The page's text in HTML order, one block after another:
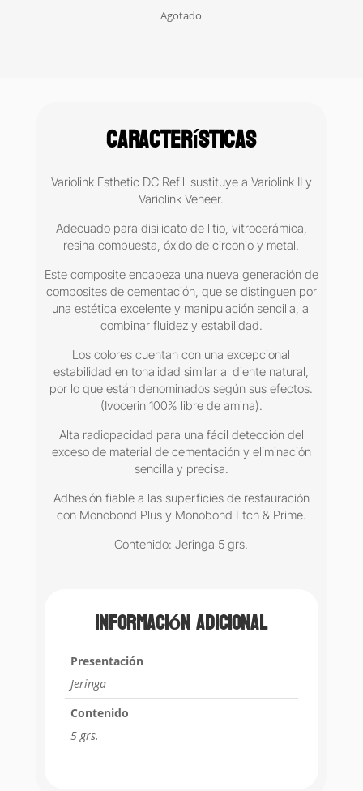
Agotado
Características
Variolink Esthetic DC Refill sustituye a Variolink II y
Variolink Veneer.
Adecuado para disilicato de litio, vitrocerámica,
resina compuesta, óxido de circonio y metal.
Este composite encabeza una nueva generación de
composites de cementación, que se distinguen por
una estética excelente y manipulación sencilla, al
combinar fluidez y estabilidad.
Los colores cuentan con una excepcional
estabilidad en tonalidad similar al diente natural,
por lo que están denominados según sus efectos.
(Ivocerin 100% libre de amina).
Alta radiopacidad para una fácil detección del
exceso de material de cementación y eliminación
sencilla y precisa.
Adhesión fiable a las superficies de restauración
con Monobond Plus y Monobond Etch & Prime.
Contenido: Jeringa 5 grs.
Información adicional
Presentación
Jeringa
Contenido
5 grs.